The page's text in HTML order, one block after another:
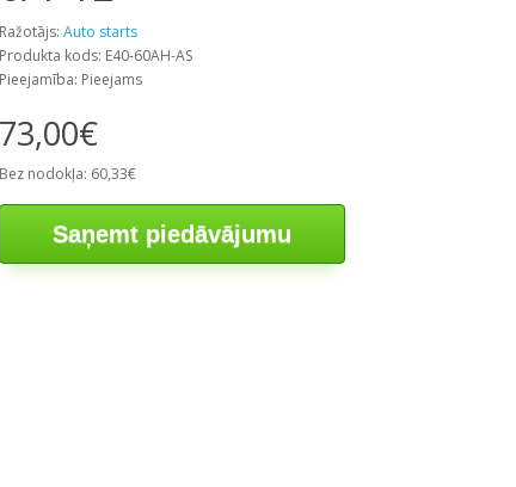
Ražotājs: Auto starts
Produkta kods: E40-60AH-AS
Pieejamība: Pieejams
73,00€
Bez nodokļa: 60,33€
Saņemt piedāvājumu